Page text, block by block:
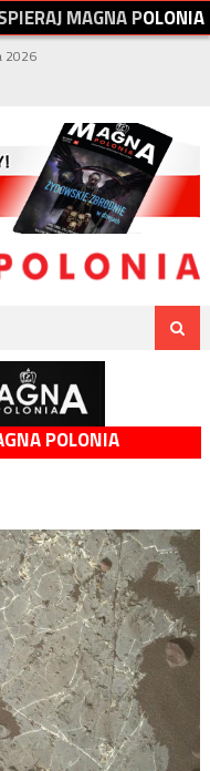
PIERAJMAGNAPOLONIA
2026
POLONIA